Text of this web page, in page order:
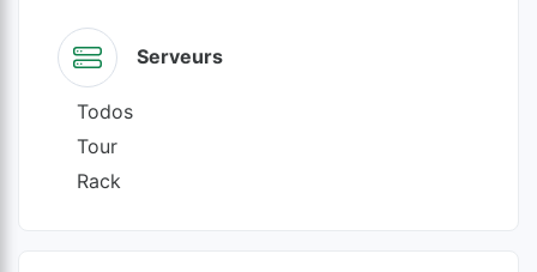
Serveurs
Todos
Tour
Rack